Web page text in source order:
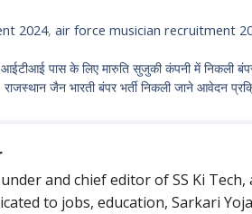
2024,air force musician recruitment
पास के लिए मारुति सुजुकी कंपनी में निकली बंपर
जैन भारती बंपर भर्ती निकली जाने आवेदन
and chief editor of SS Ki
to jobs, education, Sarkari